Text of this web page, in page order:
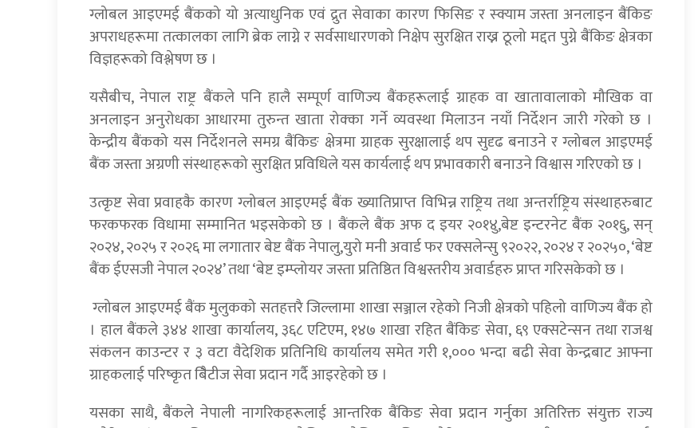
ग्लोबल आइएमई बैंकको यो अत्याधुनिक एवं द्रुत सेवाका कारण फिसिङ र स्क्याम जस्ता अनलाइन बैंकिङ
अपराधहरूमा तत्कालका लागि ब्रेक लाग्ने र सर्वसाधारणको निक्षेप सुरक्षित राख्न ठूलो मद्दत पुग्ने बैंकिङ क्षेत्रका
विज्ञहरूको विश्लेषण छ ।
यसैबीच, नेपाल राष्ट्र बैंकले पनि हालै सम्पूर्ण वाणिज्य बैंकहरूलाई ग्राहक वा खातावालाको मौखिक वा
अनलाइन अनुरोधका आधारमा तुरुन्त खाता रोक्का गर्ने व्यवस्था मिलाउन नयाँ निर्देशन जारी गरेको छ ।
केन्द्रीय बैंकको यस निर्देशनले समग्र बैंकिङ क्षेत्रमा ग्राहक सुरक्षालाई थप सुदृढ बनाउने र ग्लोबल आइएमई
बैंक जस्ता अग्रणी संस्थाहरूको सुरक्षित प्रविधिले यस कार्यलाई थप प्रभावकारी बनाउने विश्वास गरिएको छ ।
उत्कृष्ट सेवा प्रवाहकै कारण ग्लोबल आइएमई बैंक ख्यातिप्राप्त विभिन्न राष्ट्रिय तथा अन्तर्राष्ट्रिय संस्थाहरुबाट
फरकफरक विधामा सम्मानित भइसकेको छ । बैंकले बैंक अफ द इयर २०१४ु,बेष्ट इन्टरनेट बैंक २०१६ु, सन्
२०२४, २०२५ र २०२६ मा लगातार बेष्ट बैंक नेपालु,युरो मनी अवार्ड फर एक्सलेन्सु ९२०२२, २०२४ र २०२५०, ‘बेष्ट
बैंक ईएसजी नेपाल २०२४’ तथा ‘बेष्ट इम्प्लोयर जस्ता प्रतिष्ठित विश्वस्तरीय अवार्डहरु प्राप्त गरिसकेको छ ।
ग्लोबल आइएमई बैंक मुलुकको सतहत्तरै जिल्लामा शाखा सञ्जाल रहेको निजी क्षेत्रको पहिलो वाणिज्य बैंक हो
। हाल बैंकले ३४४ शाखा कार्यालय, ३६८ एटिएम, १४७ शाखा रहित बैंकिङ सेवा, ६९ एक्सटेन्सन तथा राजश्व
संकलन काउन्टर र ३ वटा वैदेशिक प्रतिनिधि कार्यालय समेत गरी १,००० भन्दा बढी सेवा केन्द्रबाट आफ्ना
ग्राहकलाई परिष्कृत बैिटीज सेवा प्रदान गर्दै आइरहेको छ ।
यसका साथै, बैंकले नेपाली नागरिकहरूलाई आन्तरिक बैंकिङ सेवा प्रदान गर्नुका अतिरिक्त संयुक्त राज्य